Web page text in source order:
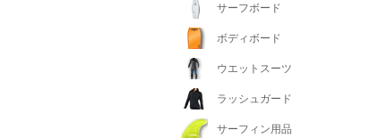
サーフボード
ボディボード
ウエットスーツ
ラッシュガード
サーフィン用品